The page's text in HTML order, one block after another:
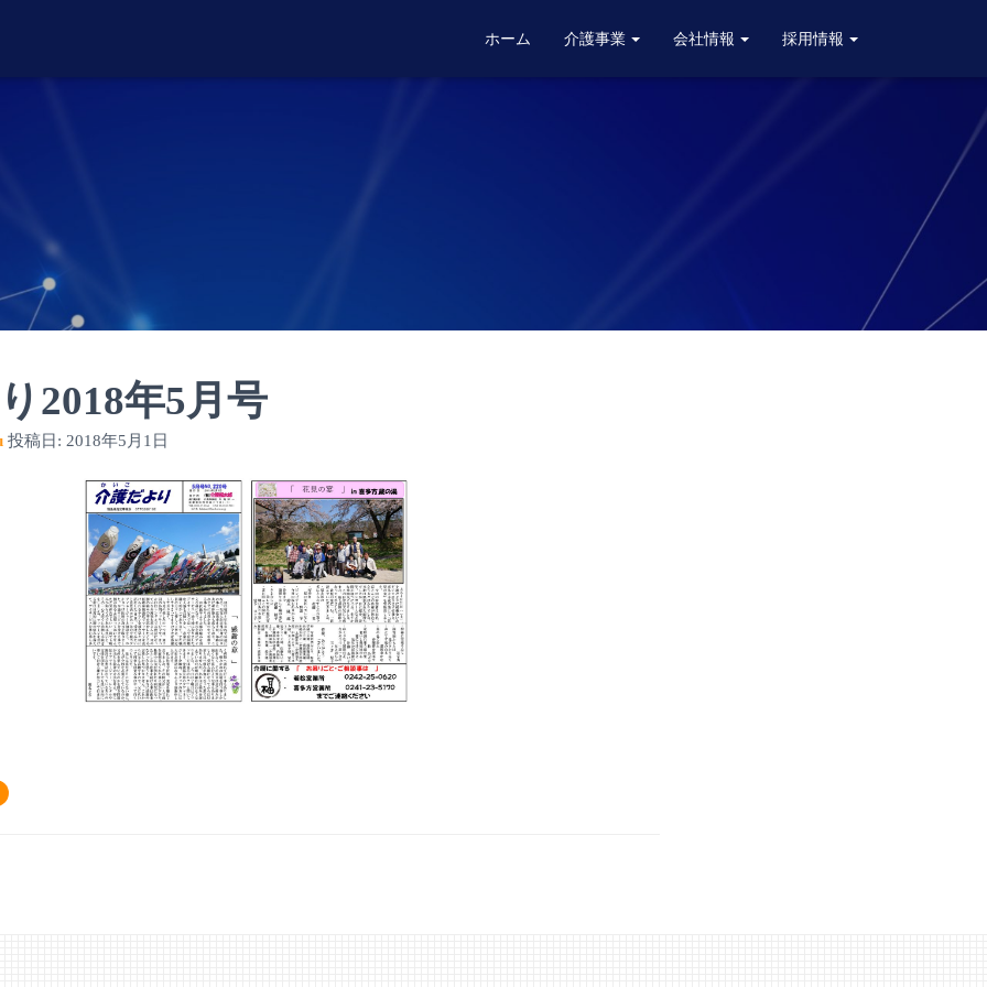
ホーム 介護事業 会社情報 採用情報
2018年5月号
投稿日: 2018年5月1日